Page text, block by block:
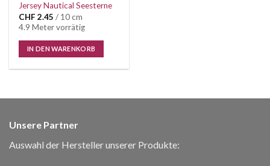
Jersey Nautical Seesterne
CHF 2.45 / 10 cm
4.9 Meter vorrätig
IN DEN WARENKORB
Unsere Partner
Auswahl der Hersteller unserer Produkte: